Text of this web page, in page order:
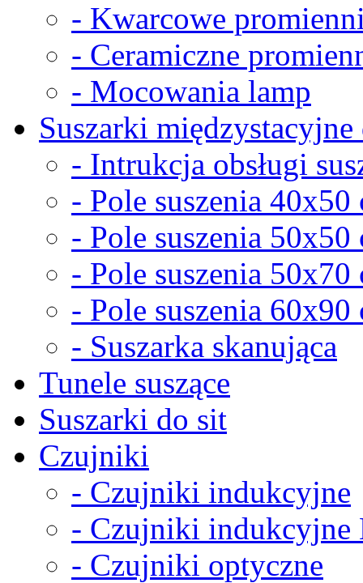
- Kwarcowe
- Ceramiczne
- Mocowania lamp
Suszarki
- Intrukcja obsługi
- Pole suszenia 40x50
- Pole suszenia 50x50
- Pole suszenia 50x70
- Pole suszenia 60x90
- Suszarka skanująca
Tunele suszące
Suszarki do sit
Czujniki
- Czujniki indukcyjne
- Czujniki indukcyjne
- Czujniki optyczne